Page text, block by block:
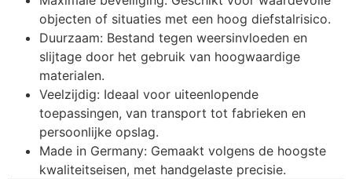
objecten of situaties met een hoog diefstalrisico.
Duurzaam: Bestand tegen weersinvloeden en
slijtage door het gebruik van hoogwaardige
materialen.
Veelzijdig: Ideaal voor uiteenlopende
toepassingen, van transport tot fabrieken en
persoonlijke opslag.
Made in Germany: Gemaakt volgens de hoogste
kwaliteitseisen, met handgelaste precisie.